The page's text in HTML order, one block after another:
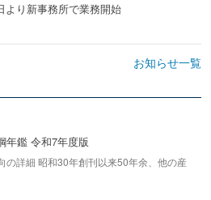
り新事務所で業務開始
お知らせ一覧
年鑑 令和7年度版
の詳細 昭和30年創刊以来50年余、他の産